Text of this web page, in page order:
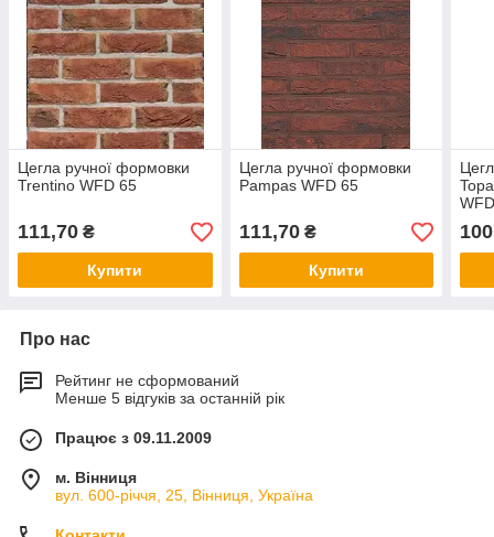
Цегла ручної формовки
Trentino WFD 65
111,70 ₴
Купити
Цегла ручної формовки
Pampas WFD 65
111,70₴
Купити
Про нас
Рейтинг не сформований
Менше 5 відгуків за останній рік
Працює з 09.11.2009
м. Вінниця
вул. 600-річчя, 25, Вінниця, Україна